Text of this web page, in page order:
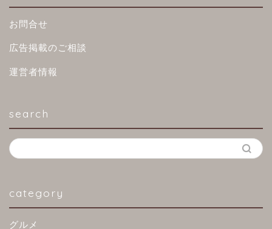
お問合せ
広告掲載のご相談
運営者情報
search
category
グルメ